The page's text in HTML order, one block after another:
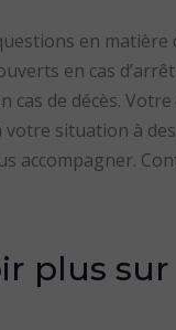
en
en cas
cas de décès.
votre situation à
accompagner.
plus